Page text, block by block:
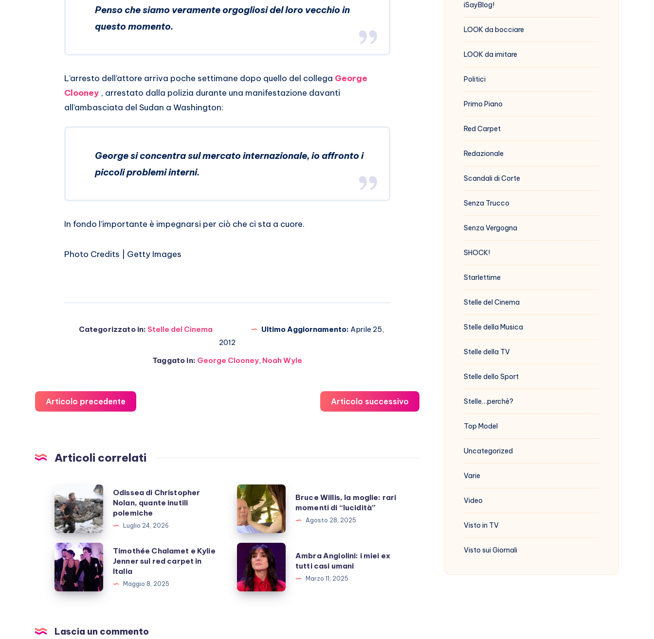
Penso che siamo veramente orgogliosi del loro vecchio in
questo momento.
L’arresto dell’attore arriva poche settimane dopo quello del collega George
Clooney , arrestato dalla polizia durante una manifestazione davanti
all’ambasciata del Sudan a Washington:
George si concentra sul mercato internazionale, io affronto i
piccoli problemi interni.
In fondo l’importante è impegnarsi per ciò che ci sta a cuore.
Photo Credits | Getty Images
Categorizzato in: Stelle del Cinema Ultimo Aggiornamento: Aprile 25,
2012
Taggato in: George Clooney, Noah Wyle
Articolo precedente Articolo successivo
Articoli correlati
Odissea
di
Christopher
Nolan,
quante
inutili
polemiche
Odissea di Christopher
Nolan, quante inutili
polemiche
Luglio 24, 2026
Bruce
Willis,
la
moglie:
rari
momenti
di
“lucidità”
Bruce Willis, la moglie: rari
momenti di “lucidità”
Agosto 28, 2025
Timothée
Chalamet
e
Kylie
red
Timothée Chalamet e Kylie
Jenner sul red carpet in
Italia
Maggio 8, 2025
Ambra
Angiolini:
i
miei
Ambra Angiolini: i miei ex
tutti casi umani
Marzo 11, 2025
Lascia un commento
iSayBlog!
LOOK da bocciare
LOOK da imitare
Politici
Primo Piano
Red Carpet
Redazionale
Scandali di Corte
Senza Trucco
Senza Vergogna
SHOCK!
Starlettime
Stelle del Cinema
Stelle della Musica
Stelle della TV
Stelle dello Sport
Stelle…perchè?
Top Model
Uncategorized
Varie
Video
Visto in TV
Visto sui Giornali